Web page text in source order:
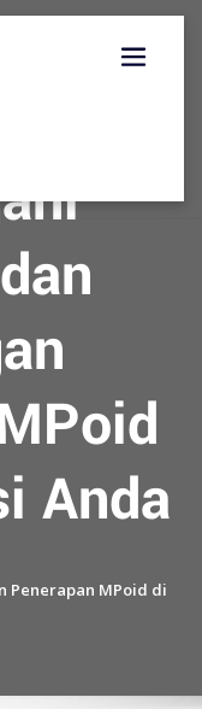
Anda
Penerapan MPoid di